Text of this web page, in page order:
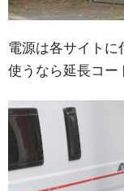
電源は各サイトに
使うなら延長コー